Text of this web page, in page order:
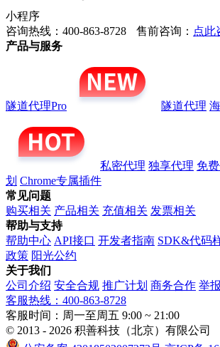
小程序
咨询热线：400-863-8728
售前咨询： 点此
产品与服务
隧道代理Pro 隧道代理
私密代理 独享代理 免
划 Chrome专属插件
常见问题
购买相关 产品相关 充值相关 发票相关
帮助与支持
帮助中心 API接口 开发者指南 SDK&代码
政策 阳光公约
关于我们
公司介绍 安全合规 推广计划 商务合作 举
客服热线：400-863-8728
客服时间：周一至周五 9:00 ~ 21:00
© 2013 - 2026 积善科技（北京）有限公司